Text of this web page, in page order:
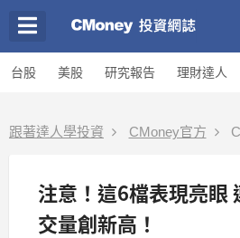
台股 美股 研究報告 理財達人
跟著達人學投資 CMoney官方
注意！這6檔表現亮眼
交量創新高！